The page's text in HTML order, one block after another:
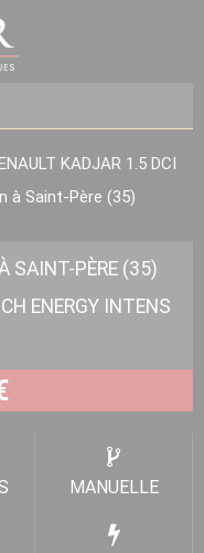
KADJAR 1.5 DCI
à Saint-Père (35)
SAINT-PÈRE (35)
ENERGY INTENS
MANUELLE